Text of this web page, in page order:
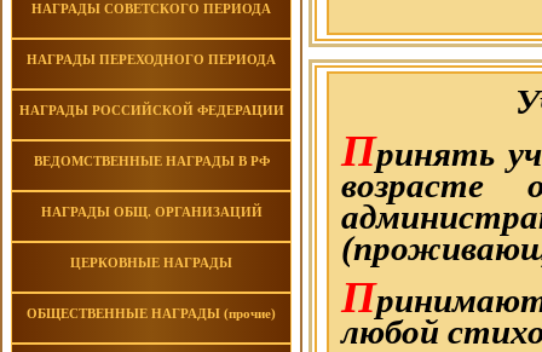
НАГРАДЫ СОВЕТСКОГО ПЕРИОДА
НАГРАДЫ ПЕРЕХОДНОГО ПЕРИОДА
НАГРАДЫ РОССИЙСКОЙ ФЕДЕРАЦИИ
ВЕДОМСТВЕННЫЕ НАГРАДЫ В РФ
НАГРАДЫ ОБЩ. ОРГАНИЗАЦИЙ
ЦЕРКОВНЫЕ НАГРАДЫ
ОБЩЕСТВЕННЫЕ НАГРАДЫ (прочие)
Принять
П
любой